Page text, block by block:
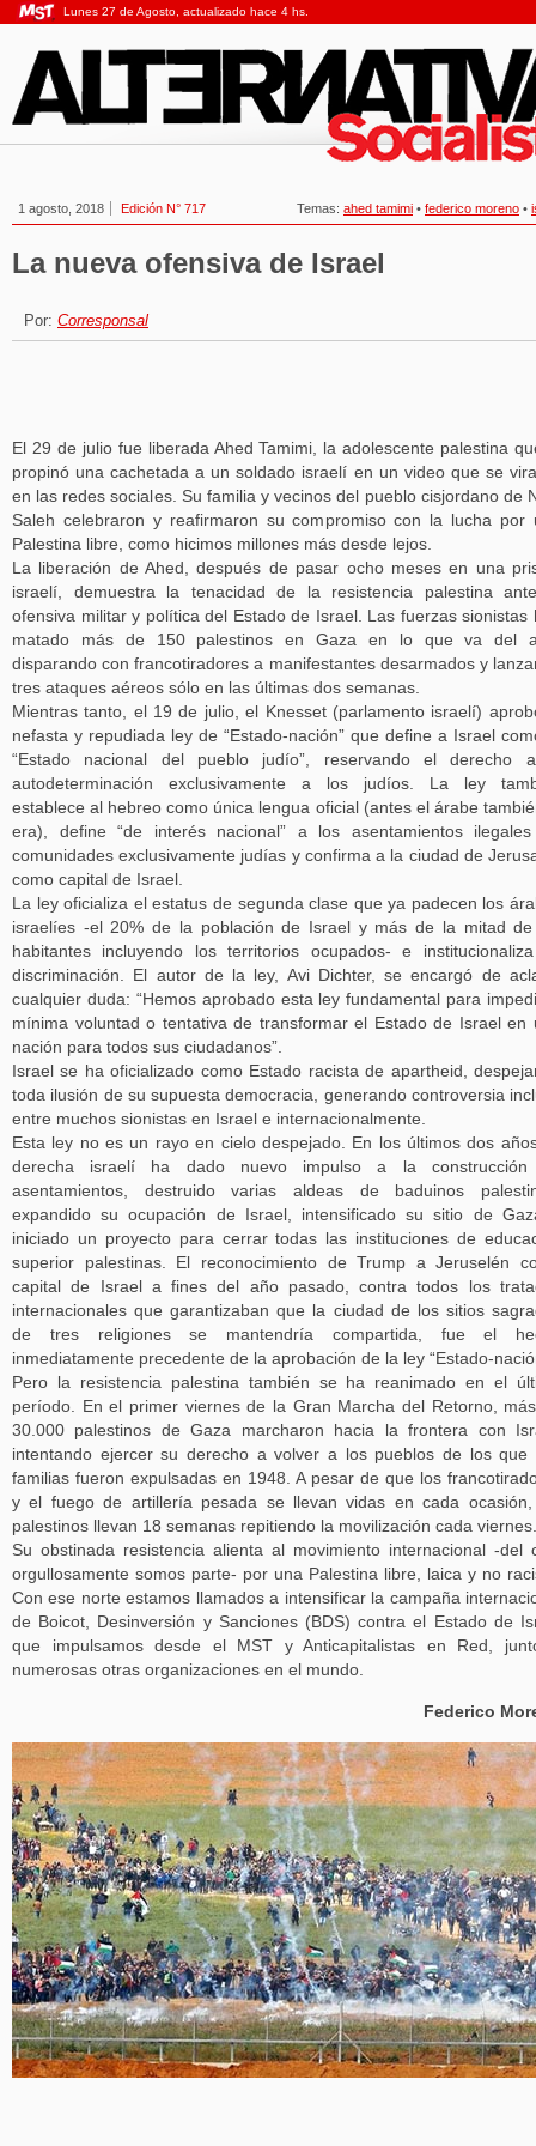
Lunes 27 de Agosto, actualizado hace 4 hs.
1 agosto, 2018 Edición N° 717 Temas: ahed tamimi • federico moreno •
La nueva ofensiva de Israel
Por: Corresponsal
El 29 de julio fue liberada Ahed Tamimi, la adolescente palestina
propinó una cachetada a un soldado israelí en un video que se
en las redes sociales. Su familia y vecinos del pueblo cisjordano de
Saleh celebraron y reafirmaron su compromiso con la lucha por
Palestina libre, como hicimos millones más desde lejos.
La liberación de Ahed, después de pasar ocho meses en una
israelí, demuestra la tenacidad de la resistencia palestina
ofensiva militar y política del Estado de Israel. Las fuerzas sionistas
matado más de 150 palestinos en Gaza en lo que va del
disparando con francotiradores a manifestantes desarmados y
tres ataques aéreos sólo en las últimas dos semanas.
Mientras tanto, el 19 de julio, el Knesset (parlamento israelí)
nefasta y repudiada ley de “Estado-nación” que define a Israel
“Estado nacional del pueblo judío”, reservando el derecho
autodeterminación exclusivamente a los judíos. La ley
establece al hebreo como única lengua oficial (antes el árabe
era), define “de interés nacional” a los asentamientos
comunidades exclusivamente judías y confirma a la ciudad de
como capital de Israel.
La ley oficializa el estatus de segunda clase que ya padecen los
israelíes -el 20% de la población de Israel y más de la mitad
habitantes incluyendo los territorios ocupados- e
discriminación. El autor de la ley, Avi Dichter, se encargó de
cualquier duda: “Hemos aprobado esta ley fundamental para
mínima voluntad o tentativa de transformar el Estado de Israel en
nación para todos sus ciudadanos”.
Israel se ha oficializado como Estado racista de apartheid,
toda ilusión de su supuesta democracia, generando controversia
entre muchos sionistas en Israel e internacionalmente.
Esta ley no es un rayo en cielo despejado. En los últimos dos
derecha israelí ha dado nuevo impulso a la
asentamientos, destruido varias aldeas de baduinos
expandido su ocupación de Israel, intensificado su sitio de
iniciado un proyecto para cerrar todas las instituciones de
superior palestinas. El reconocimiento de Trump a Jeruselén
capital de Israel a fines del año pasado, contra todos los
internacionales que garantizaban que la ciudad de los sitios
de tres religiones se mantendría compartida, fue el
inmediatamente precedente de la aprobación de la ley “Estado-
Pero la resistencia palestina también se ha reanimado en el
período. En el primer viernes de la Gran Marcha del Retorno,
30.000 palestinos de Gaza marcharon hacia la frontera con
intentando ejercer su derecho a volver a los pueblos de los que
familias fueron expulsadas en 1948. A pesar de que los
y el fuego de artillería pesada se llevan vidas en cada
palestinos llevan 18 semanas repitiendo la movilización cada viernes.
Su obstinada resistencia alienta al movimiento internacional -del
orgullosamente somos parte- por una Palestina libre, laica y no
Con ese norte estamos llamados a intensificar la campaña
de Boicot, Desinversión y Sanciones (BDS) contra el Estado de
que impulsamos desde el MST y Anticapitalistas en Red,
numerosas otras organizaciones en el mundo.
Federico